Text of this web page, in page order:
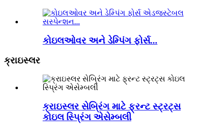
કોઇલઓવર અને ડેમ્પિંગ ફોર્સ...
ક્રાઇસ્લર
ક્રાઇસ્લર સેબ્રિંગ માટે ફ્રન્ટ સ્ટ્રટ્સ
કોઇલ સ્પ્રિંગ એસેમ્બલી